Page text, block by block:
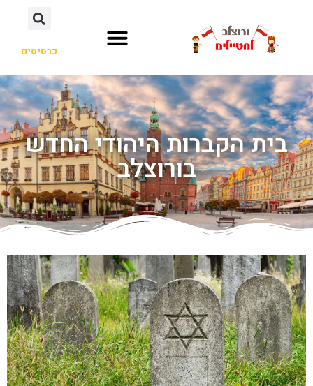
כרטיסים
בית הקברות היהודי החדש
בורוצלב